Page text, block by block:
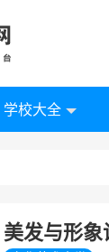
学校大全
美发与形象